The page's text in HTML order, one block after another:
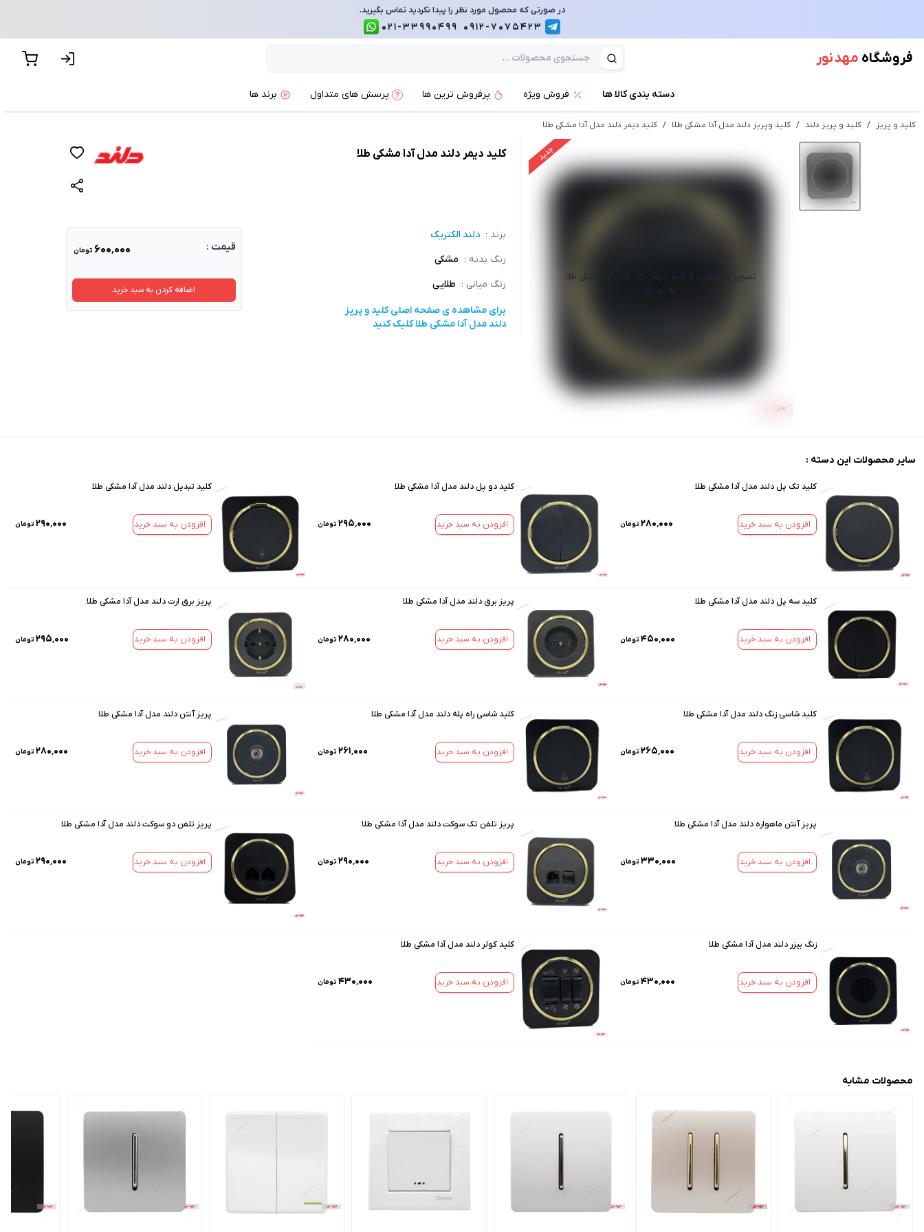
در صورتی که محصول مورد نظر را پیدا نکردید تماس بگیرید.
0912-7075423
021-33990499
فروشگاه مهد نور
دسته بندی کالا ها فروش ویژه پرفروش ترین ها پرسش های متداول برند ها
کلید و پریز / کلید و پریز دلند / کلید وپریز دلند مدل آدا مشکی طلا / کلید دیمر دلند مدل آدا مشکی طلا
جدید
تصویر اختصاصی از کلید دیمر دلند مدل آدا مشکی طلا
به زودی
کلید دیمر دلند مدل آدا مشکی طلا
قیمت : ۶۰۰٬۰۰۰ تومان
اضافه کردن به سبد خرید
برند : دلند الکتریک
رنگ بدنه : مشکی
رنگ میانی : طلایی
برای مشاهده ی صفحه اصلیکلید و پریز
دلند مدل آدا مشکی طلاکلیک کنید
سایر محصولات این دسته :
کلید تک پل دلند مدل آدا مشکی طلا
افزودن به سبد خرید ۲۸۰٬۰۰۰ تومان
کلید دو پل دلند مدل آدا مشکی طلا
افزودن به سبد خرید ۲۹۵٬۰۰۰ تومان
کلید تبدیل دلند مدل آدا مشکی طلا
افزودن به سبد خرید ۲۹۰٬۰۰۰ تومان
کلید سه پل دلند مدل آدا مشکی طلا
افزودن به سبد خرید ۴۵۰٬۰۰۰ تومان
پریز برق دلند مدل آدا مشکی طلا
افزودن به سبد خرید ۲۸۰٬۰۰۰ تومان
پریز برق ارت دلند مدل آدا مشکی طلا
افزودن به سبد خرید ۲۹۵٬۰۰۰ تومان
کلید شاسی زنگ دلند مدل آدا مشکی طلا
افزودن به سبد خرید ۲۶۵٬۰۰۰ تومان
کلید شاسی راه پله دلند مدل آدا مشکی طلا
افزودن به سبد خرید ۲۶۱٬۰۰۰ تومان
پریز آنتن دلند مدل آدا مشکی طلا
افزودن به سبد خرید ۲۸۰٬۰۰۰ تومان
پریز آنتن ماهواره دلند مدل آدا مشکی طلا
افزودن به سبد خرید ۳۳۰٬۰۰۰ تومان
پریز تلفن تک سوکت دلند مدل آدا مشکی طلا
افزودن به سبد خرید ۲۹۰٬۰۰۰ تومان
پریز تلفن دو سوکت دلند مدل آدا مشکی طلا
افزودن به سبد خرید ۲۹۰٬۰۰۰ تومان
زنگ بیزر دلند مدل آدا مشکی طلا
افزودن به سبد خرید ۴۳۰٬۰۰۰ تومان
کلید کولر دلند مدل آدا مشکی طلا
افزودن به سبد خرید ۴۳۰٬۰۰۰ تومان
محصولات مشابه